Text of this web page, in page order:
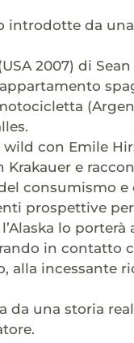
introdotte da
2007) di
con Emile
Krakauer e
consumismo e
prospettive
lo
in contatto
alla incessante
da una storia